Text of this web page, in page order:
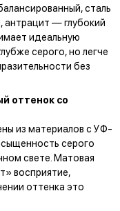
сталь
— глубокий
идеальную
серого, но легче
без
оттенок со
из материалов с УФ-
серого
свете. Матовая
восприятие,
оттенка это